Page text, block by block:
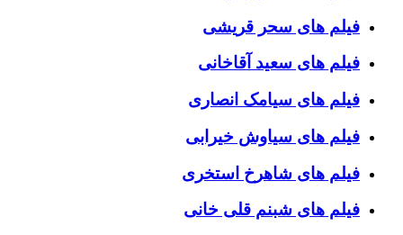
فیلم های سحر قریشی
فیلم های سعید آقاخانی
فیلم های سیامک انصاری
فیلم های سیاوش خیرابی
فیلم های شاهرخ استخری
فیلم های شبنم قلی خانی